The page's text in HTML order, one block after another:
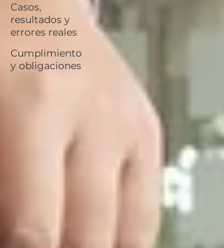
Casos,
resultados y
errores reales
Cumplimiento
y obligaciones